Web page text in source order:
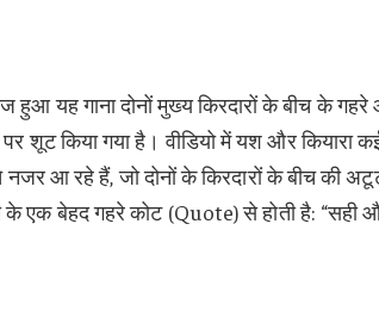
हुआ यह गाना दोनों मुख्य किरदारों के बीच के
शूट किया गया है। वीडियो में यश और कियारा
आ रहे हैं, जो दोनों के किरदारों के बीच की
बेहद गहरे कोट (Quote) से होती है: “सही